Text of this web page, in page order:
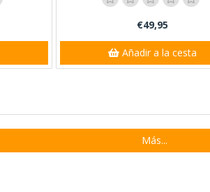
€49,95
Añadir a la cesta
Más...